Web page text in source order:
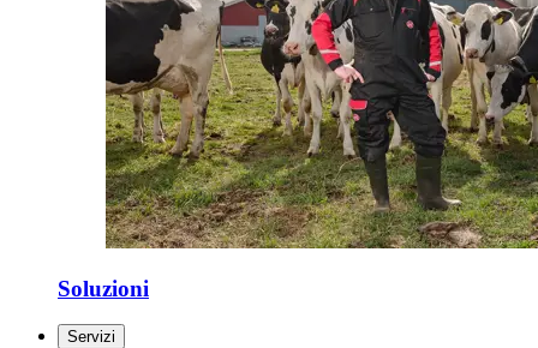
Soluzioni
Servizi